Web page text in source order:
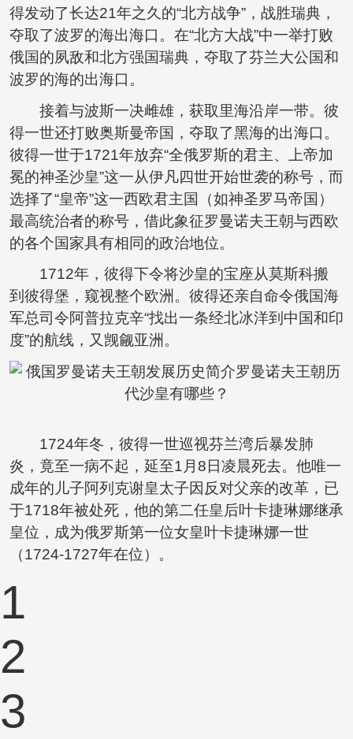
得发动了长达21年之久的“北方战争”，战胜瑞典，
夺取了波罗的海出海口。在“北方大战”中一举打败
俄国的夙敌和北方强国瑞典，夺取了芬兰大公国和
波罗的海的出海口。
接着与波斯一决雌雄，获取里海沿岸一带。彼
得一世还打败奥斯曼帝国，夺取了黑海的出海口。
彼得一世于1721年放弃“全俄罗斯的君主、上帝加
冕的神圣沙皇”这一从伊凡四世开始世袭的称号，而
选择了“皇帝”这一西欧君主国（如神圣罗马帝国）
最高统治者的称号，借此象征罗曼诺夫王朝与西欧
的各个国家具有相同的政治地位。
1712年，彼得下令将沙皇的宝座从莫斯科搬
到彼得堡，窥视整个欧洲。彼得还亲自命令俄国海
军总司令阿普拉克辛“找出一条经北冰洋到中国和印
度”的航线，又觊觎亚洲。
1724年冬，彼得一世巡视芬兰湾后暴发肺
炎，竟至一病不起，延至1月8日凌晨死去。他唯一
成年的儿子阿列克谢皇太子因反对父亲的改革，已
于1718年被处死，他的第二任皇后叶卡捷琳娜继承
皇位，成为俄罗斯第一位女皇叶卡捷琳娜一世
（1724-1727年在位）。
1
2
3